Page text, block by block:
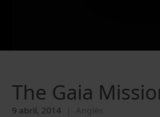
The Gaia
9 abril, 2014 Anglès